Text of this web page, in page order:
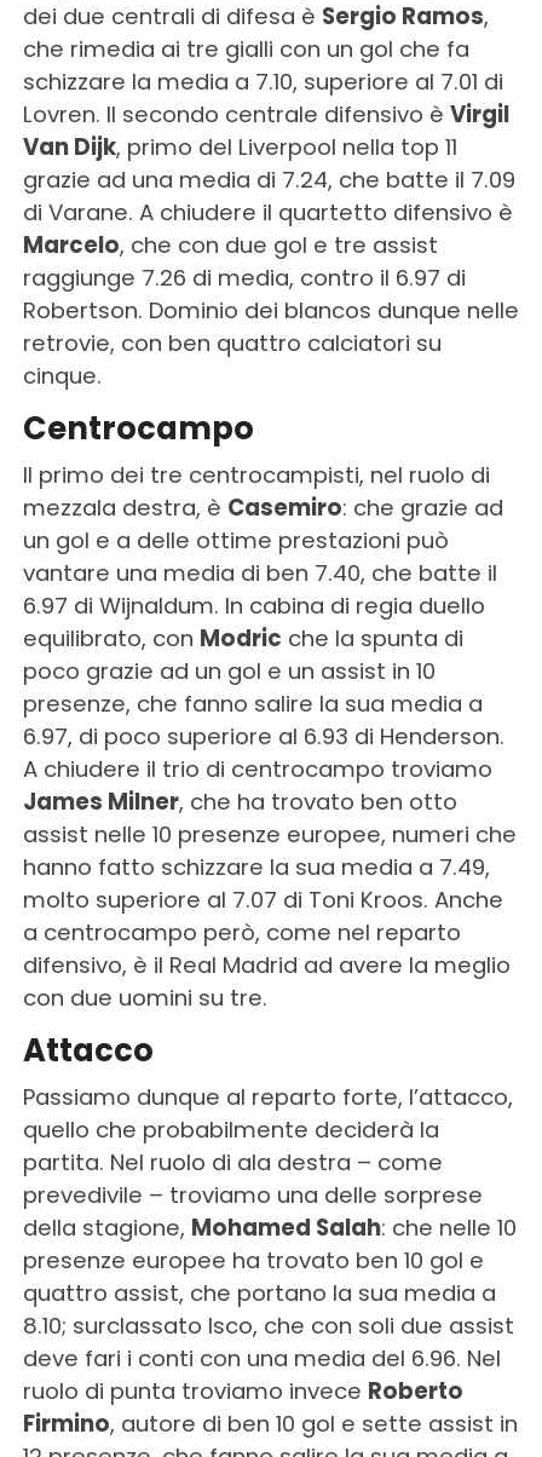
dei due centrali di difesa è Sergio Ramos,
che rimedia ai tre gialli con un gol che fa
schizzare la media a 7.10, superiore al 7.01 di
Lovren. Il secondo centrale difensivo è Virgil
Van Dijk, primo del Liverpool nella top 11
grazie ad una media di 7.24, che batte il 7.09
di Varane. A chiudere il quartetto difensivo è
Marcelo, che con due gol e tre assist
raggiunge 7.26 di media, contro il 6.97 di
Robertson. Dominio dei blancos dunque nelle
retrovie, con ben quattro calciatori su
cinque.
Centrocampo
Il primo dei tre centrocampisti, nel ruolo di
mezzala destra, è Casemiro: che grazie ad
un gol e a delle ottime prestazioni può
vantare una media di ben 7.40, che batte il
6.97 di Wijnaldum. In cabina di regia duello
equilibrato, con Modric che la spunta di
poco grazie ad un gol e un assist in 10
presenze, che fanno salire la sua media a
6.97, di poco superiore al 6.93 di Henderson.
A chiudere il trio di centrocampo troviamo
James Milner, che ha trovato ben otto
assist nelle 10 presenze europee, numeri che
hanno fatto schizzare la sua media a 7.49,
molto superiore al 7.07 di Toni Kroos. Anche
a centrocampo però, come nel reparto
difensivo, è il Real Madrid ad avere la meglio
con due uomini su tre.
Attacco
Passiamo dunque al reparto forte, l’attacco,
quello che probabilmente deciderà la
partita. Nel ruolo di ala destra – come
prevedivile – troviamo una delle sorprese
della stagione, Mohamed Salah: che nelle 10
presenze europee ha trovato ben 10 gol e
quattro assist, che portano la sua media a
8.10; surclassato Isco, che con soli due assist
deve fari i conti con una media del 6.96. Nel
ruolo di punta troviamo invece Roberto
Firmino, autore di ben 10 gol e sette assist in